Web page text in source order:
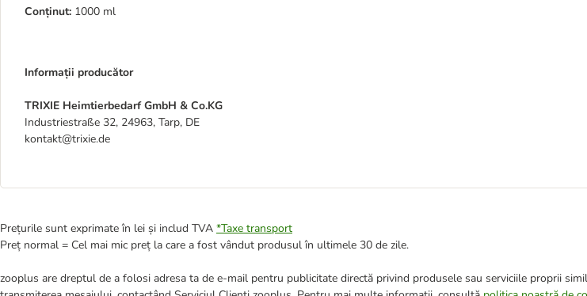
Conținut: 1000 ml
Informații producător
TRIXIE Heimtierbedarf GmbH & Co.KG
Industriestraße 32, 24963, Tarp, DE
kontakt@trixie.de
Prețurile sunt exprimate în lei și includ TVA *Taxe transport
Preț normal = Cel mai mic preț la care a fost vândut produsul în ultimele 30 de zile.
zooplus are dreptul de a folosi adresa ta de e-mail pentru publicitate directă privind produsele sau serviciile proprii